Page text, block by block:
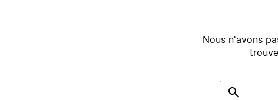
Nous n'avons